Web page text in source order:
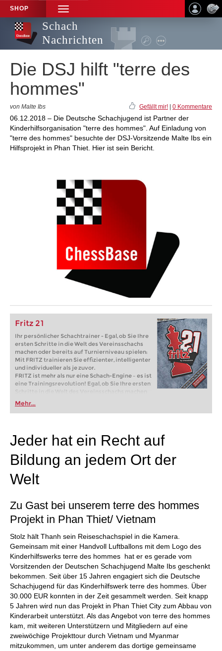
SHOP
TOGGLE
NAVIGATION
Schach
Nachrichten
Die DSJ hilft "terre des
hommes"
von Malte Ibs Gefällt mir! 0 Kommentare
06.12.2018 – Die Deutsche Schachjugend ist Partner der
Kinderhilfsorganisation "terre des hommes". Auf Einladung von
"terre des hommes" besuchte der DSJ-Vorsitzende Malte Ibs ein
Hilfsprojekt in Phan Thiet. Hier ist sein Bericht.
Fritz 21
Ihr persönlicher Schachtrainer - Egal, ob Sie Ihre
ersten Schritte in die Welt des Vereinsschachs
machen oder bereits auf Turnierniveau spielen:
Mit FRITZ trainieren Sie effizienter, intelligenter
und individueller als je zuvor.
FRITZ ist mehr als nur eine Schach-Engine – es ist
eine Trainingsrevolution! Egal, ob Sie Ihre ersten
Schritte in die Welt des Vereinsschachs machen
oder bereits auf Turnierniveau spielen: Mit
FRITZ trainieren Sie effizienter, intelligenter und
individueller als je zuvor.
Mehr...
Jeder hat ein Recht auf
Bildung an jedem Ort der
Welt
Zu Gast bei unserem terre des hommes
Projekt in Phan Thiet/ Vietnam
Stolz hält Thanh sein Reiseschachspiel in die Kamera.
Gemeinsam mit einer Handvoll Luftballons mit dem Logo des
Kinderhilfswerks terre des hommes hat er es gerade vom
Vorsitzenden der Deutschen Schachjugend Malte Ibs geschenkt
bekommen. Seit über 15 Jahren engagiert sich die Deutsche
Schachjugend für das Kinderhilfswerk terre des hommes. Über
30.000 EUR konnten in der Zeit gesammelt werden. Seit knapp
5 Jahren wird nun das Projekt in Phan Thiet City zum Abbau von
Kinderarbeit unterstützt. Als das Angebot von terre des hommes
kam, mit weiteren Unterstützern und Mitgliedern auf eine
zweiwöchige Projekttour durch Vietnam und Myanmar
mitzukommen, um unter anderem das dortige gemeinsame